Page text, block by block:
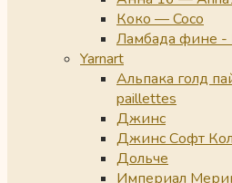
Коко — Coco
Ламбада фине -
Yarnart
Альпака голд
paillettes
Джинс
Джинс Софт
Дольче
Империал